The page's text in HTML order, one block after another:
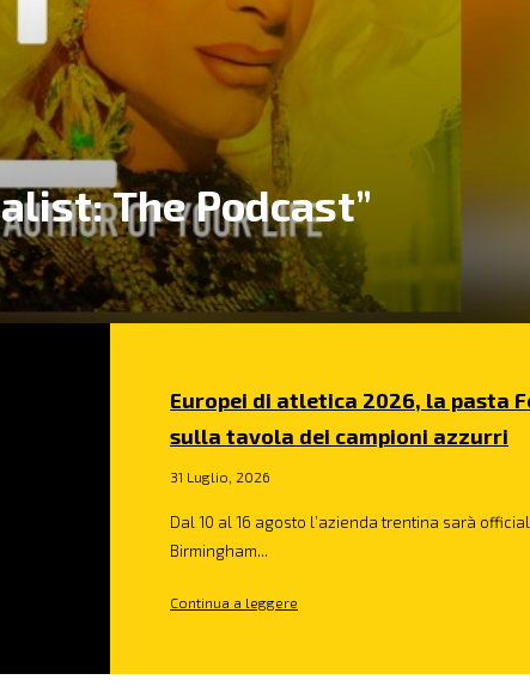
The Podcast”
Europei di atletica 2026, la pasta
sulla tavola dei campioni azzurri
31 Luglio, 2026
Dal 10 al 16 agosto l’azienda trentina sarà
Birmingham...
Continua a leggere